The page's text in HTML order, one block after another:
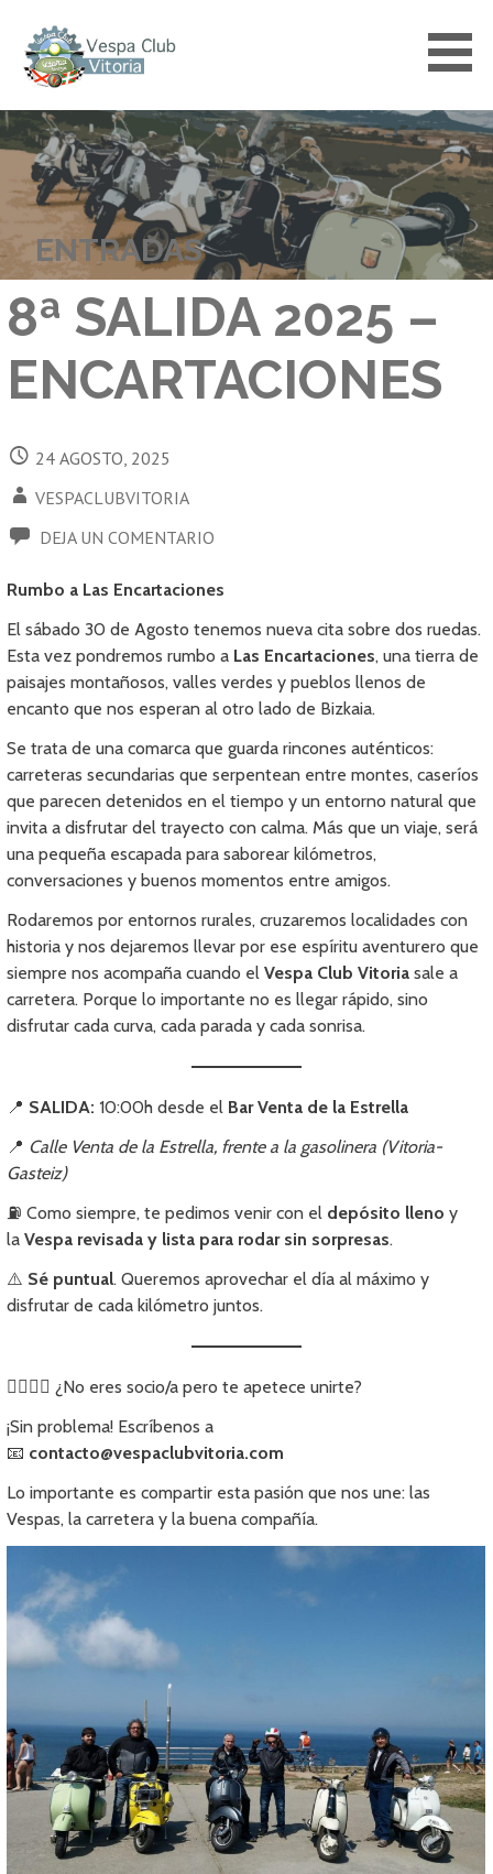
contenido
VESPACLUBVITORIA
ENTRADAS
8ª SALIDA 2025 –
ENCARTACIONES
24 AGOSTO, 2025
VESPACLUBVITORIA
DEJA UN COMENTARIO
Rumbo a Las Encartaciones
El sábado 30 de Agosto tenemos nueva cita sobre dos ruedas.
Esta vez pondremos rumbo a Las Encartaciones, una tierra de
paisajes montañosos, valles verdes y pueblos llenos de
encanto que nos esperan al otro lado de Bizkaia.
Se trata de una comarca que guarda rincones auténticos:
carreteras secundarias que serpentean entre montes, caseríos
que parecen detenidos en el tiempo y un entorno natural que
invita a disfrutar del trayecto con calma. Más que un viaje, será
una pequeña escapada para saborear kilómetros,
conversaciones y buenos momentos entre amigos.
Rodaremos por entornos rurales, cruzaremos localidades con
historia y nos dejaremos llevar por ese espíritu aventurero que
siempre nos acompaña cuando elVespa Club Vitoria sale a
carretera. Porque lo importante no es llegar rápido, sino
disfrutar cada curva, cada parada y cada sonrisa.
📍 SALIDA: 10:00h desde el Bar Venta de la Estrella
📍 Calle Venta de la Estrella, frente a la gasolinera (Vitoria-
Gasteiz)
⛽ Como siempre, te pedimos venir con el depósito lleno y
laVespa revisada y lista para rodar sin sorpresas.
⚠️ Sé puntual. Queremos aprovechar el día al máximo y
disfrutar de cada kilómetro juntos.
🙋‍♂️🙋‍♀️ ¿No eres socio/a pero te apetece unirte?
¡Sin problema! Escríbenos a
📧 contacto@vespaclubvitoria.com
Lo importante es compartir esta pasión que nos une: las
Vespas, la carretera y la buena compañía.